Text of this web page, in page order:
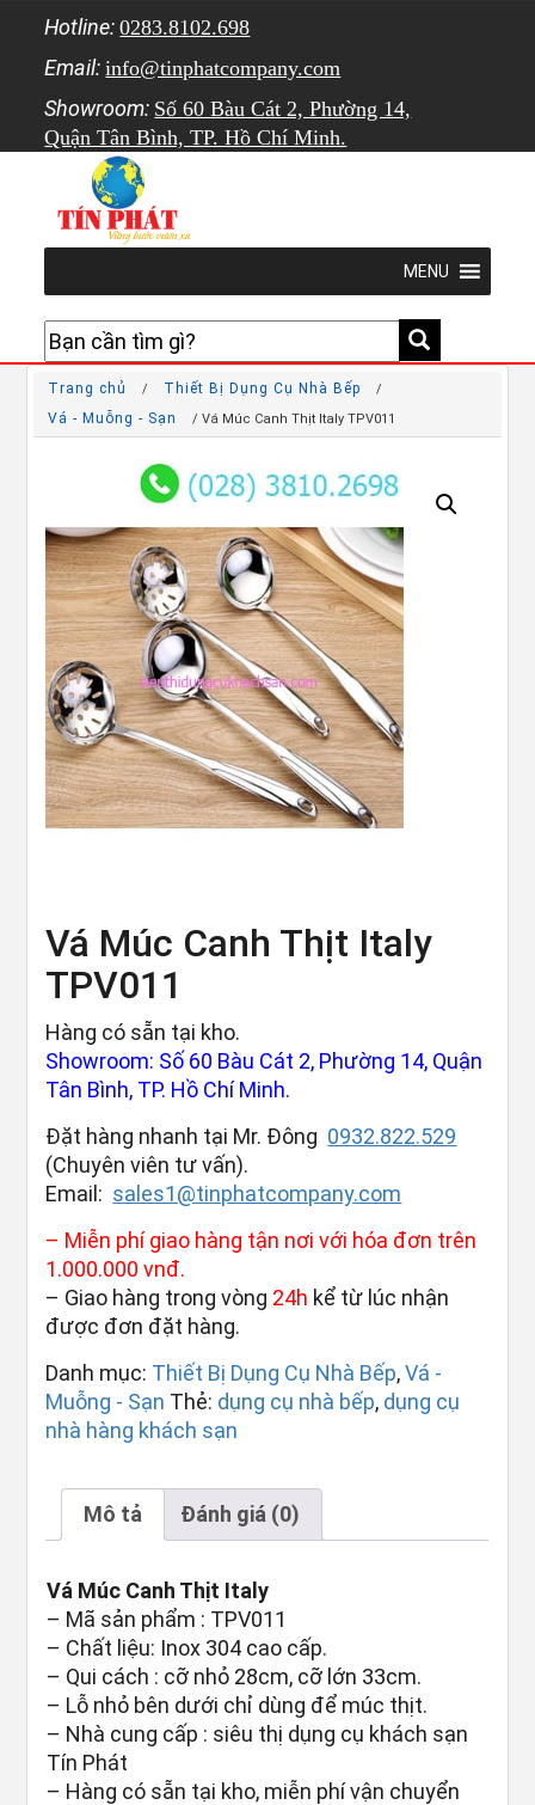
Hotline: 0283.8102.698
Email: info@tinphatcompany.com
Showroom: Số 60 Bàu Cát 2, Phường 14,
Quận Tân Bình, TP. Hồ Chí Minh.
MENU
Trang chủ / Thiết Bị Dụng Cụ Nhà Bếp /
Vá - Muỗng - Sạn / Vá Múc Canh Thịt Italy TPV011
Vá Múc Canh Thịt Italy
TPV011
Hàng có sẵn tại kho.
Showroom: Số 60 Bàu Cát 2, Phường 14, Quận
Tân Bình, TP. Hồ Chí Minh.
Đặt hàng nhanh tại Mr. Đông 0932.822.529
(Chuyên viên tư vấn).
Email: sales1@tinphatcompany.com
– Miễn phí giao hàng tận nơi với hóa đơn trên
1.000.000 vnđ.
– Giao hàng trong vòng 24h kể từ lúc nhận
được đơn đặt hàng.
Danh mục: Thiết Bị Dụng Cụ Nhà Bếp,Vá -
Muỗng - Sạn Thẻ: dụng cụ nhà bếp, dụng cụ
nhà hàng khách sạn
Mô tả Đánh giá (0)
Vá Múc Canh Thịt Italy
– Mã sản phẩm : TPV011
– Chất liệu: Inox 304 cao cấp.
– Qui cách : cỡ nhỏ 28cm, cỡ lớn 33cm.
– Lỗ nhỏ bên dưới chỉ dùng để múc thịt.
– Nhà cung cấp : siêu thị dụng cụ khách sạn
Tín Phát
– Hàng có sẵn tại kho, miễn phí vận chuyển